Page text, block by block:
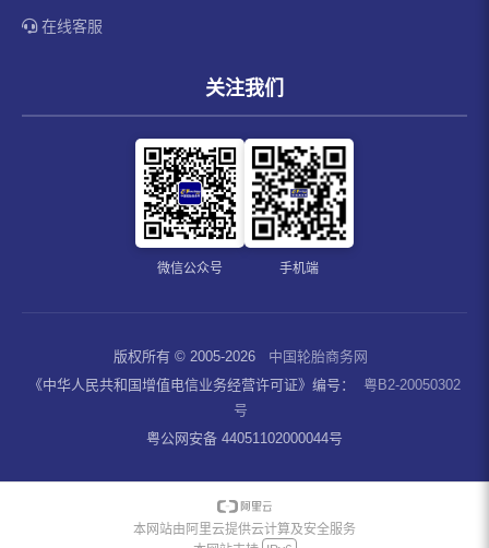
在线客服
关注我们
微信公众号 手机端
版权所有 © 2005-2026
中国轮胎商务网
《中华人民共和国增值电信业务经营许可证》编号：
粤B2-20050302
号
粤公网安备 44051102000044号
本网站由阿里云提供云计算及安全服务